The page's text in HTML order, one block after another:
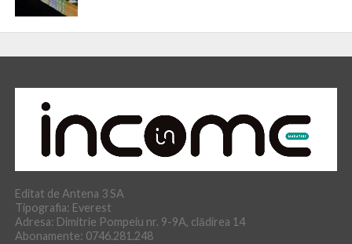
Editat de Antena 3 SA
Tipografia: Everest
Adresa: Dimitrie Pompeiu nr. 9-9A, clădirea 14
Abonamente: 0746.281.248